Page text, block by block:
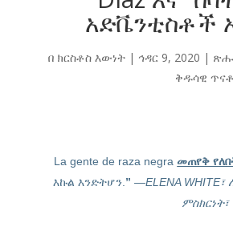
አድቬንቲስቶች
በ ክርስቶስ እውነት | ኅዳር 9, 2020 |
ቅዱሳዊ
መጠየቅ
እኩል እንድትሆን. ”—ELENA
ምስክርነት፣